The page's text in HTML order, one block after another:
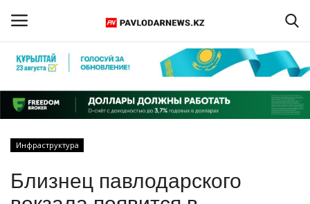
Регистрация
Главная
ПАВЛОДАРСКАЯ ОБЛАСТЬ
Инфраструктура
Близнец павлодарского